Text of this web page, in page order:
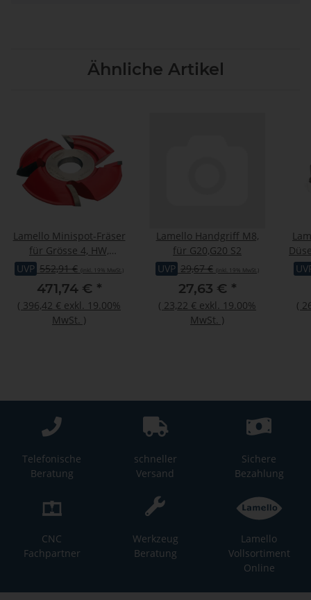
Ähnliche Artikel
Lamello Minispot-Fräser
für Grösse 4, HW,
Ø100x15xØ22 mm, Z4
UVP 552,91 € (inkl. 19% MwSt.)
471,74 € *
( 396,42 € exkl. 19.00%
MwSt. )
Lamello Handgriff M8,
für G20,G20 S2
UVP 29,67 € (inkl. 19% MwSt.)
27,63 € *
( 23,22 € exkl. 19.00%
MwSt. )
(
Telefonische
Beratung
schneller
Versand
Sichere
Bezahlung
CNC
Fachpartner
Werkzeug
Beratung
Lamello
Vollsortiment
Online